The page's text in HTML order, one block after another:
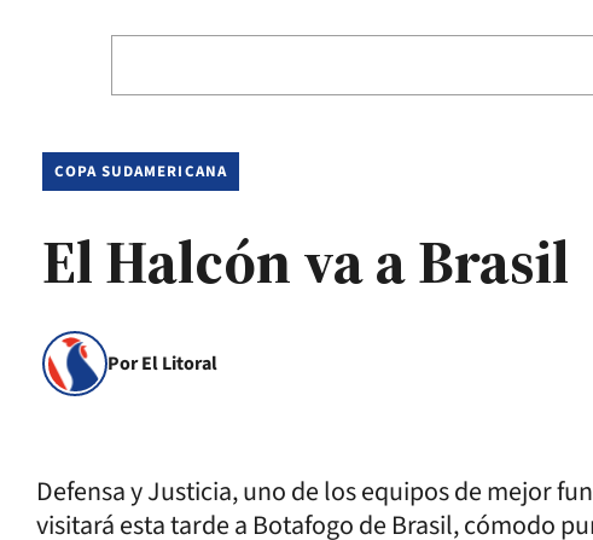
COPA SUDAMERICANA
El Halcón va a Brasil
Por El Litoral
Defensa y Justicia, uno de los equipos de mejor
visitará esta tarde a Botafogo de Brasil, cómodo